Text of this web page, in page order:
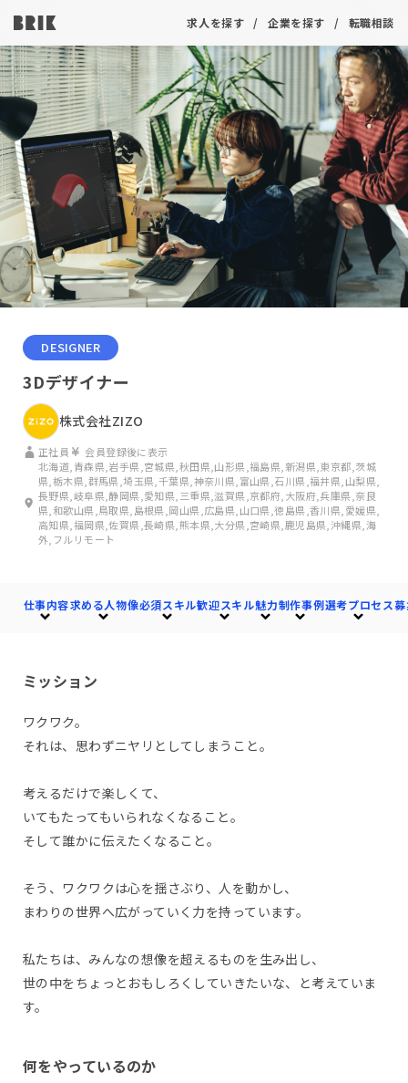
求人を探す 企業を探す 転職相談
DESIGNER
3Dデザイナー
株式会社ZIZO
正社員
会員登録後に表示
北海道,青森県,岩手県,宮城県,秋田県,山形県,福島県,新潟県,東京都,茨城
県,栃木県,群馬県,埼玉県,千葉県,神奈川県,富山県,石川県,福井県,山梨県,
長野県,岐阜県,静岡県,愛知県,三重県,滋賀県,京都府,大阪府,兵庫県,奈良
県,和歌山県,鳥取県,島根県,岡山県,広島県,山口県,徳島県,香川県,愛媛県,
高知県,福岡県,佐賀県,長崎県,熊本県,大分県,宮崎県,鹿児島県,沖縄県,海
外,フルリモート
仕事内容求める人物像必須スキル歓迎スキル魅力制作事例選考プロセス
ミッション
ワクワク。
それは、思わずニヤリとしてしまうこと。
考えるだけで楽しくて、
いてもたってもいられなくなること。
そして誰かに伝えたくなること。
そう、ワクワクは心を揺さぶり、人を動かし、
まわりの世界へ広がっていく力を持っています。
私たちは、みんなの想像を超えるものを生み出し、
世の中をちょっとおもしろくしていきたいな、と考えていま
す。
何をやっているのか